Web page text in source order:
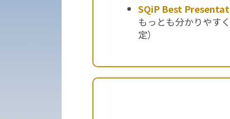
SQiP Best
もっとも分かりやす
定）